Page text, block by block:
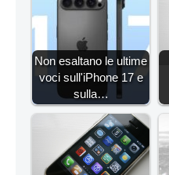
Non esaltano le ultime
voci sull'iPhone 17 e
sulla…